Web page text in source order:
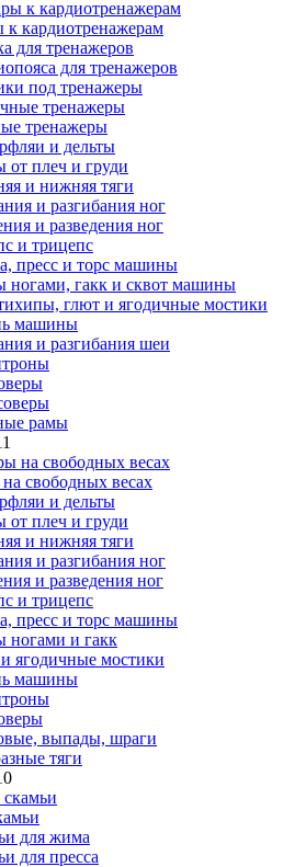
к кардиотренажерам
для тренажеров
для тренажеров
под тренажеры
тренажеры
и дельты
плеч и груди
и нижняя тяги
и разгибания ног
и разведения ног
и трицепс
пресс и торс машины
гакк и сквот машины
глют и ягодичные мостики
машины
и разгибания шеи
рамы
свободных весах
и дельты
плеч и груди
и нижняя тяги
и разгибания ног
и разведения ног
и трицепс
пресс и торс машины
и гакк
ягодичные мостики
машины
выпады, шраги
тяги
для жима
для пресса